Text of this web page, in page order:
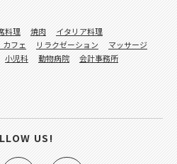
料理 焼肉
イタリア料理
カフェ リラクゼーション
マッサージ
小児科 動物病院
会計事務所
US!